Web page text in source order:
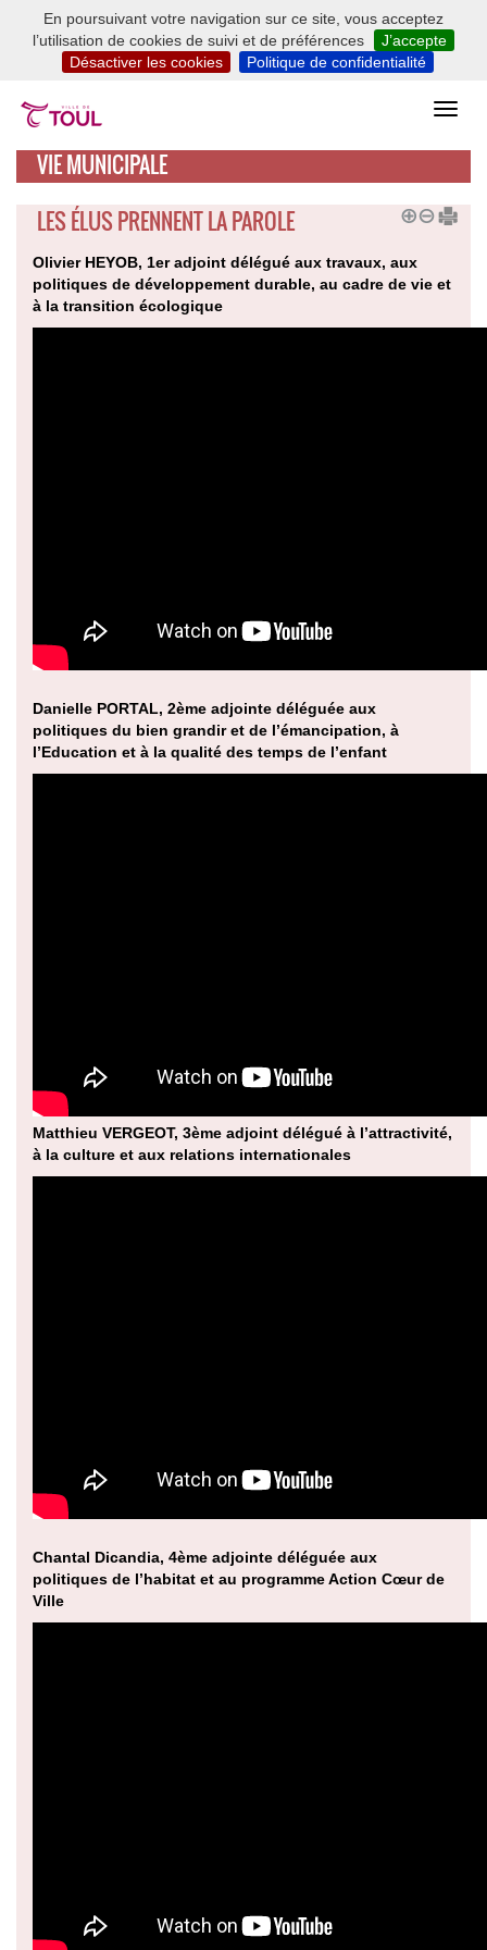
En poursuivant votre navigation sur ce site, vous acceptez
l’utilisation de cookies de suivi et de préférences
J’accepte
Désactiver les cookies
Politique de confidentialité
VIE MUNICIPALE
LES ÉLUS PRENNENT LA PAROLE
Olivier HEYOB, 1er adjoint délégué aux travaux, aux
politiques de développement durable, au cadre de vie et
à la transition écologique
Danielle PORTAL, 2ème adjointe déléguée aux
politiques du bien grandir et de l’émancipation, à
l’Education et à la qualité des temps de l’enfant
Matthieu VERGEOT, 3ème adjoint délégué à l’attractivité,
à la culture et aux relations internationales
Chantal Dicandia, 4ème adjointe déléguée aux
politiques de l’habitat et au programme Action Cœur de
Ville